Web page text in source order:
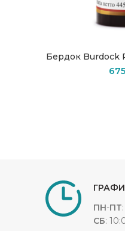
В
Бердок Burdock
675
ПН-ПТ
СБ: